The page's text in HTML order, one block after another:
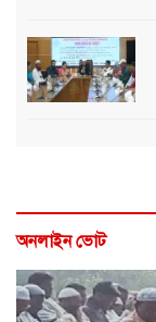
অনলাইন ভোট